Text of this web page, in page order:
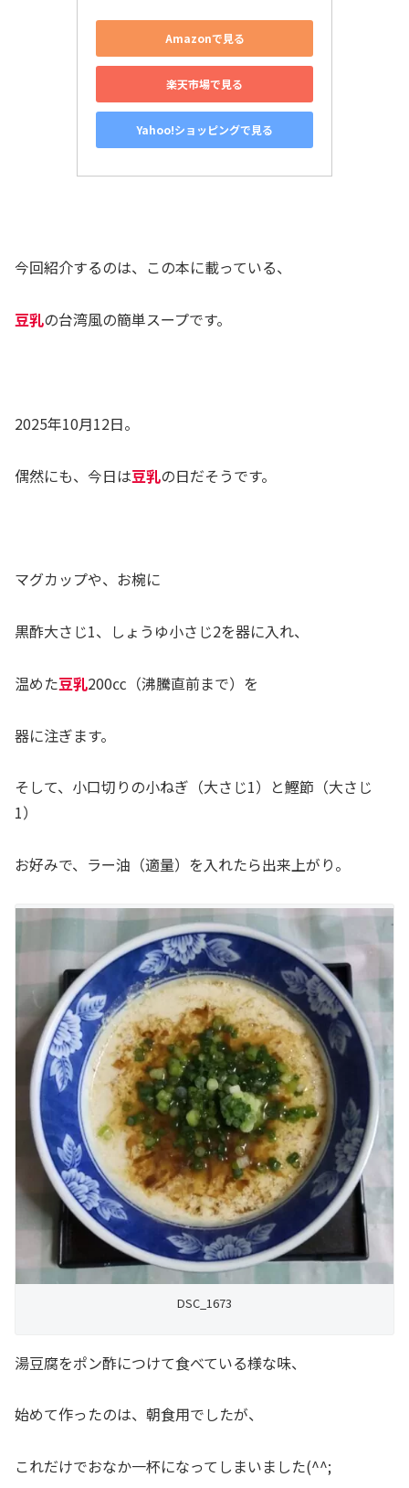
Amazonで見る
楽天市場で見る
Yahoo!ショッピングで見る
今回紹介するのは、この本に載っている、
豆乳の台湾風の簡単スープです。
2025年10月12日。
偶然にも、今日は豆乳の日だそうです。
マグカップや、お椀に
黒酢大さじ1、しょうゆ小さじ2を器に入れ、
温めた豆乳200㏄（沸騰直前まで）を
器に注ぎます。
そして、小口切りの小ねぎ（大さじ1）と鰹節（大さじ
1）
お好みで、ラー油（適量）を入れたら出来上がり。
DSC_1673
湯豆腐をポン酢につけて食べている様な味、
始めて作ったのは、朝食用でしたが、
これだけでおなか一杯になってしまいました(^^;